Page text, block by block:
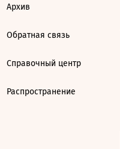
Архив
Обратная связь
Справочный центр
Распространение